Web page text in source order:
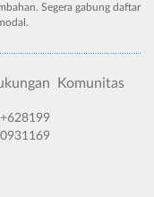
Segera gabung daftar
+628199
0931169
Komunitas